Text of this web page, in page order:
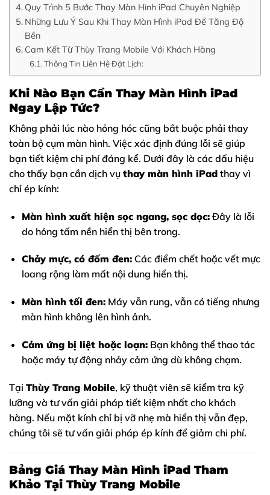
Quy Trình 5 Bước Thay Màn Hình iPad Chuyên Nghiệp
Những Lưu Ý Sau Khi Thay Màn Hình iPad Để Tăng Độ
Bền
Cam Kết Từ Thùy Trang Mobile Với Khách Hàng
Thông Tin Liên Hệ Đặt Lịch:
Khi Nào Bạn Cần Thay Màn Hình iPad
Ngay Lập Tức?
Không phải lúc nào hỏng hóc cũng bắt buộc phải thay
toàn bộ cụm màn hình. Việc xác định đúng lỗi sẽ giúp
bạn tiết kiệm chi phí đáng kể. Dưới đây là các dấu hiệu
cho thấy bạn cần dịch vụ thay màn hình iPad thay vì
chỉ ép kính:
Màn hình xuất hiện sọc ngang, sọc dọc:Đây là lỗi
do hỏng tấm nền hiển thị bên trong.
Chảy mực, có đốm đen:Các điểm chết hoặc vết mực
loang rộng làm mất nội dung hiển thị.
Màn hình tối đen:Máy vẫn rung, vẫn có tiếng nhưng
màn hình không lên hình ảnh.
Cảm ứng bị liệt hoặc loạn:Bạn không thể thao tác
hoặc máy tự động nhảy cảm ứng dù không chạm.
Tại Thùy Trang Mobile, kỹ thuật viên sẽ kiểm tra kỹ
lưỡng và tư vấn giải pháp tiết kiệm nhất cho khách
hàng. Nếu mặt kính chỉ bị vỡ nhẹ mà hiển thị vẫn đẹp,
chúng tôi sẽ tư vấn giải pháp ép kính để giảm chi phí.
Bảng Giá Thay Màn Hình iPad Tham
Khảo Tại Thùy Trang Mobile